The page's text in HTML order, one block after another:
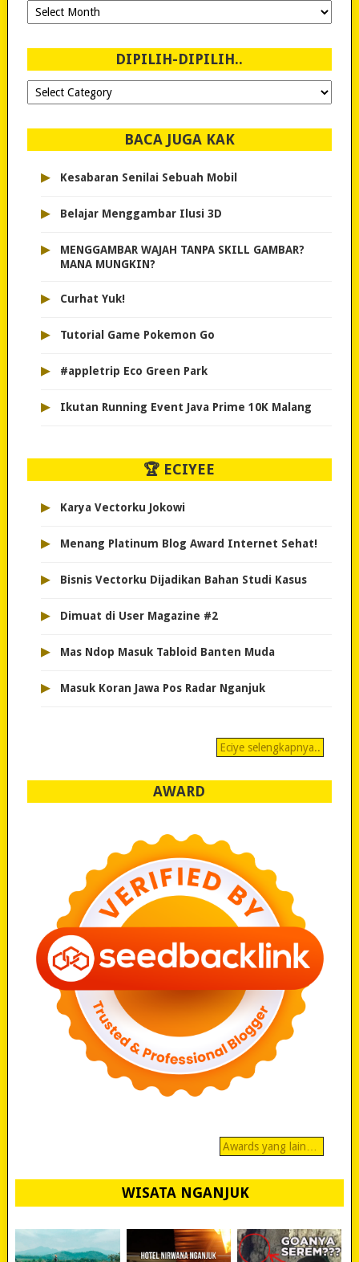
Ngeblog
Sejak
DIPILIH-DIPILIH..
Dipilih-
dipilih..
BACA JUGA KAK
▸ Kesabaran Senilai Sebuah Mobil
▸ Belajar Menggambar Ilusi 3D
▸
MENGGAMBAR WAJAH TANPA SKILL GAMBAR?
MANA MUNGKIN?
▸ Curhat Yuk!
▸ Tutorial Game Pokemon Go
▸ #appletrip Eco Green Park
▸ Ikutan Running Event Java Prime 10K Malang
🏆 ECIYEE
▸ Karya Vectorku Jokowi
▸ Menang Platinum Blog Award Internet Sehat!
▸ Bisnis Vectorku Dijadikan Bahan Studi Kasus
▸ Dimuat di User Magazine #2
▸ Mas Ndop Masuk Tabloid Banten Muda
▸ Masuk Koran Jawa Pos Radar Nganjuk
Eciye selengkapnya..
AWARD
Awards yang lain…
WISATA NGANJUK